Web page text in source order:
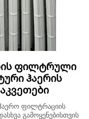
ფილტრული
ჰაერის
ფილტრაციის
გამოყენებისთვის